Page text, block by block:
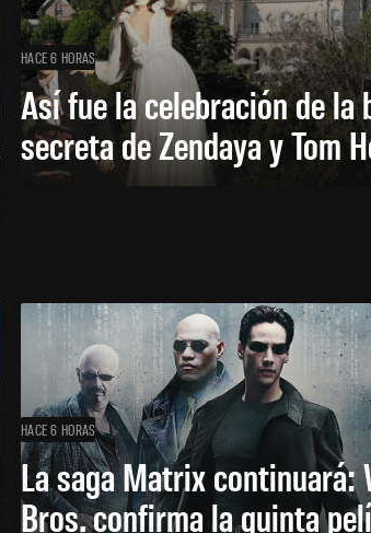
HACE 6 HORAS
Así fue la celebración de la
secreta de Zendaya y Tom
HACE 6 HORAS
La saga Matrix continuará:
Bros. confirma la quinta